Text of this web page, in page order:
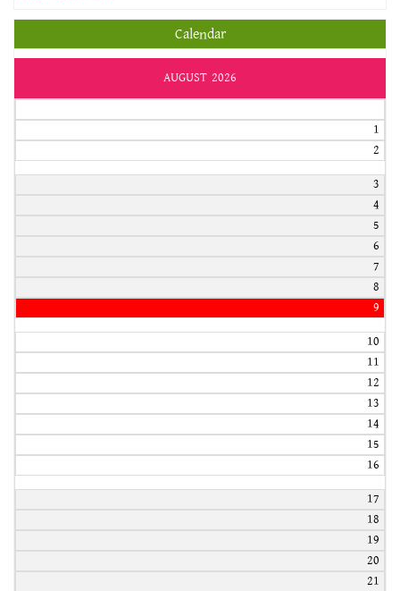
Calendar
AUGUST 2026
1
2
3
4
5
6
7
8
9
10
11
12
13
14
15
16
17
18
19
20
21